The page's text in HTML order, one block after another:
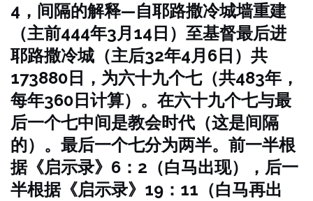
4，间隔的解释—自耶路撒冷城墙重建
（主前444年3月14日）至基督最后进
耶路撒冷城（主后32年4月6日）共
173880日，为六十九个七（共483年，
每年360日计算）。在六十九个七与最
后一个七中间是教会时代（这是间隔
的）。最后一个七分为两半。前一半根
据《启示录》6：2（白马出现），后一
半根据《启示录》19：11（白马再出